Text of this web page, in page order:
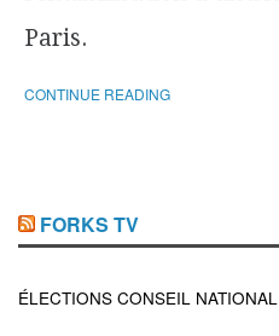
Paris.
CONTINUE READING
FORKS TV
ÉLECTIONS CONSEIL